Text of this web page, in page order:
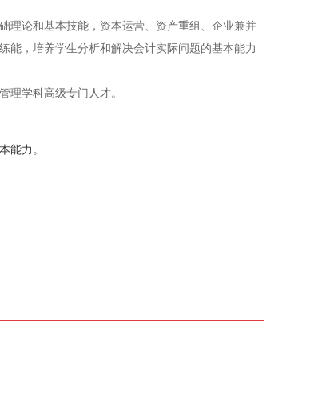
理论和基本技能，资本运营、资产重组、企业兼并
能，培养学生分析和解决会计实际问题的基本能力
理学科高级专门人才。
能力。